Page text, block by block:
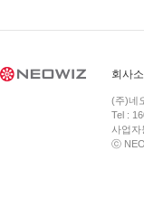
회사
(주)네
Tel :
사업
ⓒ